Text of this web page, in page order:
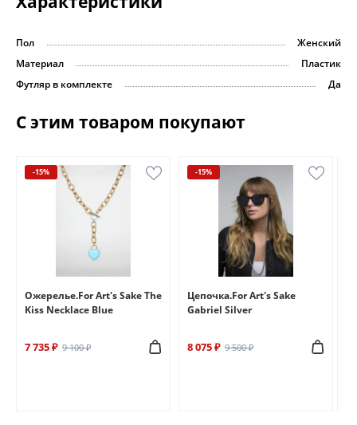
Пол
Женский
Материал
Пластик
Футляр в комплекте
Да
С этим товаром покупают
-15%
Ожерелье.For Art's Sake The
Kiss Necklace Blue
7 735 ₽ 9 100 ₽
-15%
Цепочка.For Art's Sake
Gabriel Silver
8 075 ₽ 9 500 ₽